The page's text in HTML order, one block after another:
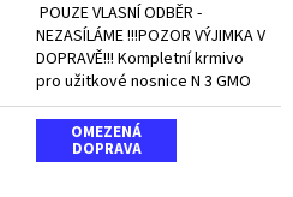
hvězdiček.
POUZE VLASNÍ ODBĚR -
NEZASÍLÁME !!!POZOR VÝJIMKA V
DOPRAVĚ!!! Kompletní krmivo
pro užitkové nosnice N 3 GMO
FREE s vápencovým
gritem. Krmivo neobsahuje GMO
= geneticky...
OMEZENÁ
DOPRAVA